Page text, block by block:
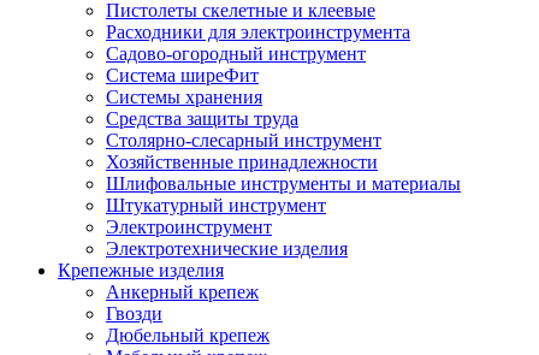
Пистолеты скелетные и клеевые
Расходники для электроинструмента
Садово-огородный инструмент
Система ширеФит
Системы хранения
Средства защиты труда
Столярно-слесарный инструмент
Хозяйственные принадлежности
Шлифовальные инструменты и материалы
Штукатурный инструмент
Электроинструмент
Электротехнические изделия
Крепежные изделия
Анкерный крепеж
Гвозди
Дюбельный крепеж